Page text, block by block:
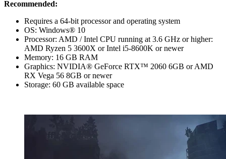
Recommended:
Requires a 64-bit processor and operating system
OS: Windows® 10
Processor: AMD / Intel CPU running at 3.6 GHz or higher:
AMD Ryzen 5 3600X or Intel i5-8600K or newer
Memory: 16 GB RAM
Graphics: NVIDIA® GeForce RTX™ 2060 6GB or AMD
RX Vega 56 8GB or newer
Storage: 60 GB available space